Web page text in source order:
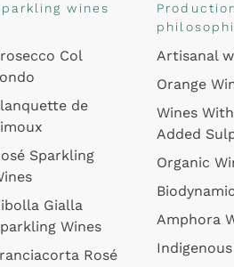
wines
Col
de
Sparkling
Gialla
Wines
Rosé
Artisanal
Orange
Wines
Added
Organic
Amphora
Indigenous